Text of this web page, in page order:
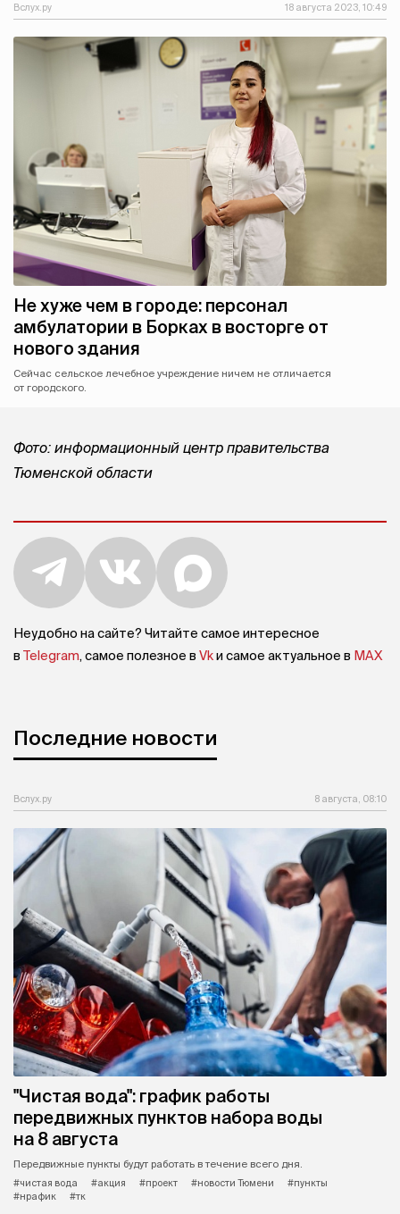
Вслух.ру 18 августа 2023, 10:49
Не хуже чем в городе: персонал
амбулатории в Борках в восторге от
нового здания
Сейчас сельское лечебное учреждение ничем не отличается
от городского.
Фото: информационный центр правительства
Тюменской области
Неудобно на сайте? Читайте самое интересное
в Telegram, самое полезное в Vkи самое актуальное в MAX
Последние новости
Вслух.ру 8 августа, 08:10
"Чистая вода": график работы
передвижных пунктов набора воды
на 8 августа
Передвижные пункты будут работать в течение всего дня.
#чистая вода
#акция #проект #новости Тюмени
#пункты
#нрафик
#тк